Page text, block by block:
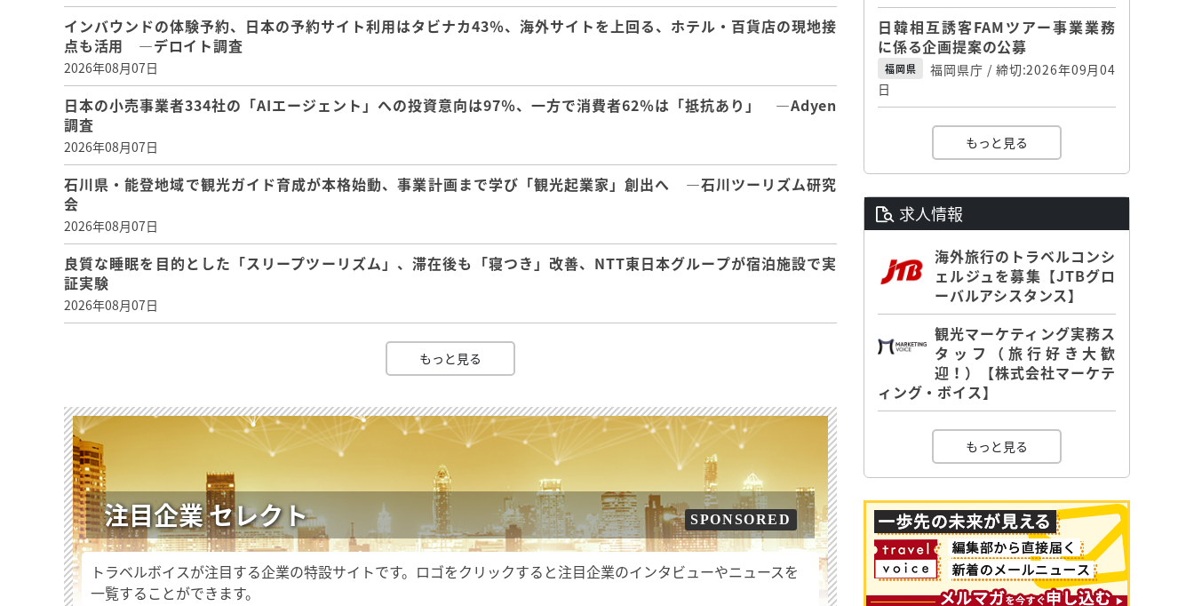
インバウンドの体験予約、日本の予約サイト利用はタビナカ43％、海外サイトを上回る、ホテル・百貨店の現地接
点も活用 ―デロイト調査
2026年08月07日
日本の小売事業者334社の「AIエージェント」への投資意向は97％、一方で消費者62％は「抵抗あり」 ―Adyen
調査
2026年08月07日
石川県・能登地域で観光ガイド育成が本格始動、事業計画まで学び「観光起業家」創出へ ―石川ツーリズム研究
会
2026年08月07日
良質な睡眠を目的とした「スリープツーリズム」、滞在後も「寝つき」改善、NTT東日本グループが宿泊施設で実
証実験
2026年08月07日
もっと見る
注目企業 セレクト SPONSORED
トラベルボイスが注目する企業の特設サイトです。ロゴをクリックすると注目企業のインタビューやニュースを
一覧することができます。
日韓相互誘客FAMツアー事業業務
に係る企画提案の公募
福岡県
福岡県庁 / 締切:2026年09月04
日
もっと見る
求人情報
海外旅行のトラベルコンシ
ェルジュを募集【JTBグロ
ーバルアシスタンス】
観光マーケティング実務ス
タッフ（旅行好き大歓
迎！）【株式会社マーケテ
ィング・ボイス】
もっと見る